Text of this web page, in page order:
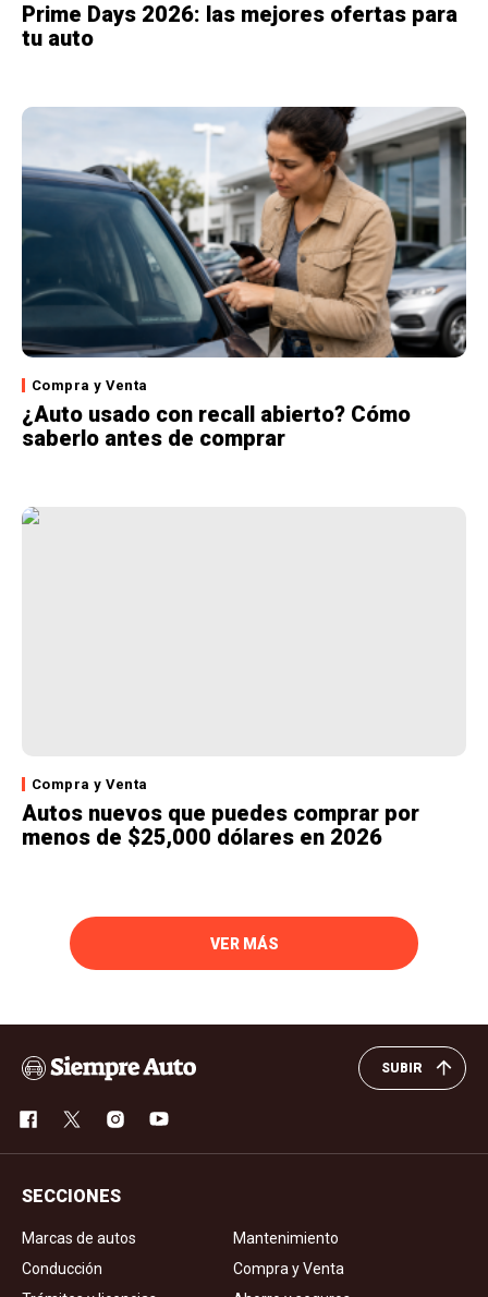
Prime Days 2026: las mejores ofertas para
tu auto
Compra y Venta
¿Auto usado con recall abierto? Cómo
saberlo antes de comprar
Compra y Venta
Autos nuevos que puedes comprar por
menos de $25,000 dólares en 2026
VER MÁS
SUBIR
SECCIONES
Marcas de autos
Mantenimiento
Conducción
Compra y Venta